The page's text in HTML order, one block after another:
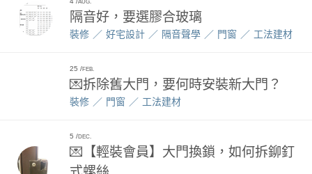
AUG.
隔音好，要選膠合玻璃
裝修 好宅設計 隔音聲學 門窗 工法建材
25 FEB.
💌拆除舊大門，要何時安裝新大門？
裝修 門窗 工法建材
5 DEC.
💌【輕裝會員】大門換鎖，如何拆鉚釘